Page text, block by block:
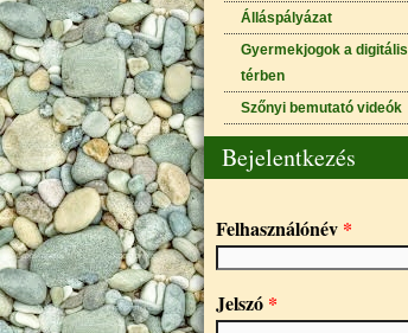
Álláspályázat
Gyermekjogok a digitális
térben
Szőnyi bemutató videók
Bejelentkezés
Felhasználónév *
Jelszó *